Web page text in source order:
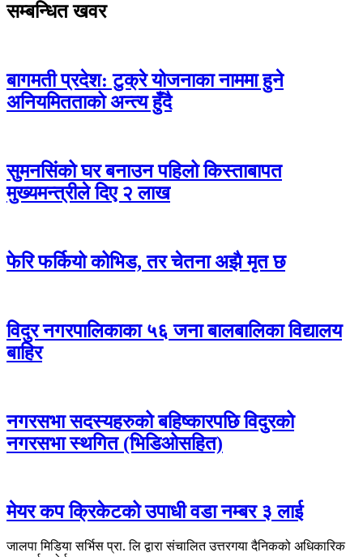
सम्बन्धित खवर
बागमती प्रदेश: टुक्रे योजनाका नाममा हुने
अनियमितताको अन्त्य हुँदै
सुमनसिंको घर बनाउन पहिलो किस्ताबापत
मुख्यमन्त्रीले दिए २ लाख
फेरि फर्कियो कोभिड, तर चेतना अझै मृत छ
विदुर नगरपालिकाका ५६ जना बालबालिका विद्यालय
बाहिर
नगरसभा सदस्यहरुको बहिष्कारपछि विदुरको
नगरसभा स्थगित (भिडिओसहित)
मेयर कप क्रिकेटको उपाधी वडा नम्बर ३ लाई
जालपा मिडिया सर्भिस प्रा. लि द्वारा संचालित उत्तरगया दैनिकको अधिकारिक